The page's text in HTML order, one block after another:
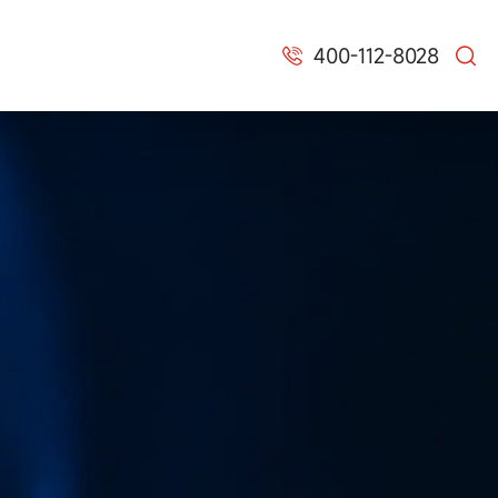
 400-112-8028 